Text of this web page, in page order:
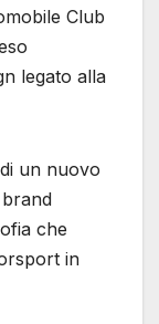
Club
legato alla
un nuovo
che
in